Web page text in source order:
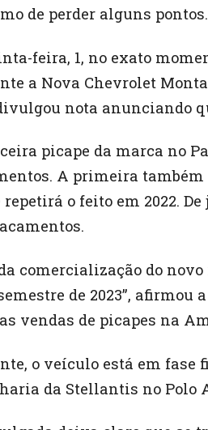
de perder alguns pontos.
feira, 1, no exato
a Nova Chevrolet
nota anunciando
picape da marca no
A primeira
repetirá o feito em 2022.
comercialização do
de 2023”,
vendas de picapes na
o veículo está em
da Stellantis no Polo